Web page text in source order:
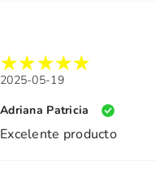
2025-05-19
Adriana Patricia
Excelente producto